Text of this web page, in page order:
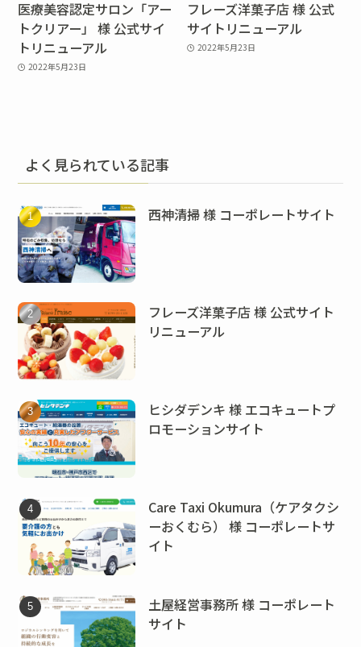
医療美容認定サロン「アー
トクリアー」 様 公式サイ
トリニューアル
2022年5月23日
フレーズ洋菓子店 様 公式
サイトリニューアル
2022年5月23日
よく見られている記事
西神清掃 様 コーポレートサイト
フレーズ洋菓子店 様 公式サイト
リニューアル
ヒシダデンキ 様 エコキュートプ
ロモーションサイト
Care Taxi Okumura（ケアタクシ
ーおくむら） 様 コーポレートサ
イト
土屋経営事務所 様 コーポレート
サイト